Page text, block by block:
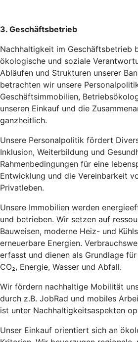
3. Geschäftsbetrieb
Nachhaltigkeit im Geschäftsbetrieb
ökologische und soziale
Abläufen und Strukturen unserer
betrachten wir unsere
Geschäftsimmobilien,
unseren Einkauf und die
ganzheitlich.
Unsere Personalpolitik fördert
Inklusion, Weiterbildung und
Rahmenbedingungen für eine
Entwicklung und die Vereinbarkeit
Privatleben.
Unsere Immobilien werden
und betrieben. Wir setzen auf
Bauweisen, moderne Heiz- und
erneuerbare Energien.
erfasst und dienen als Grundlage
CO₂, Energie, Wasser und Abfall.
Wir fördern nachhaltige Mobilität
durch z.B. JobRad und mobiles
ist unter Nachhaltigkeitsaspekten
Unser Einkauf orientiert sich an